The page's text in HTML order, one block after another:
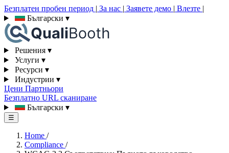
Безплатен пробен период | За нас | Заявете демо | Влезте |
Български ▾
Решения ▾
Услуги ▾
Ресурси ▾
Индустрии ▾
Цени Партньори
Безплатно URL сканиране
Български ▾
☰
Home /
Compliance /